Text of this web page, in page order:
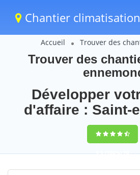
Chantier climatisation
Accueil Trouver des
Trouver des
Développer
d'affaire : Saint-
9,5(100%)70
votes